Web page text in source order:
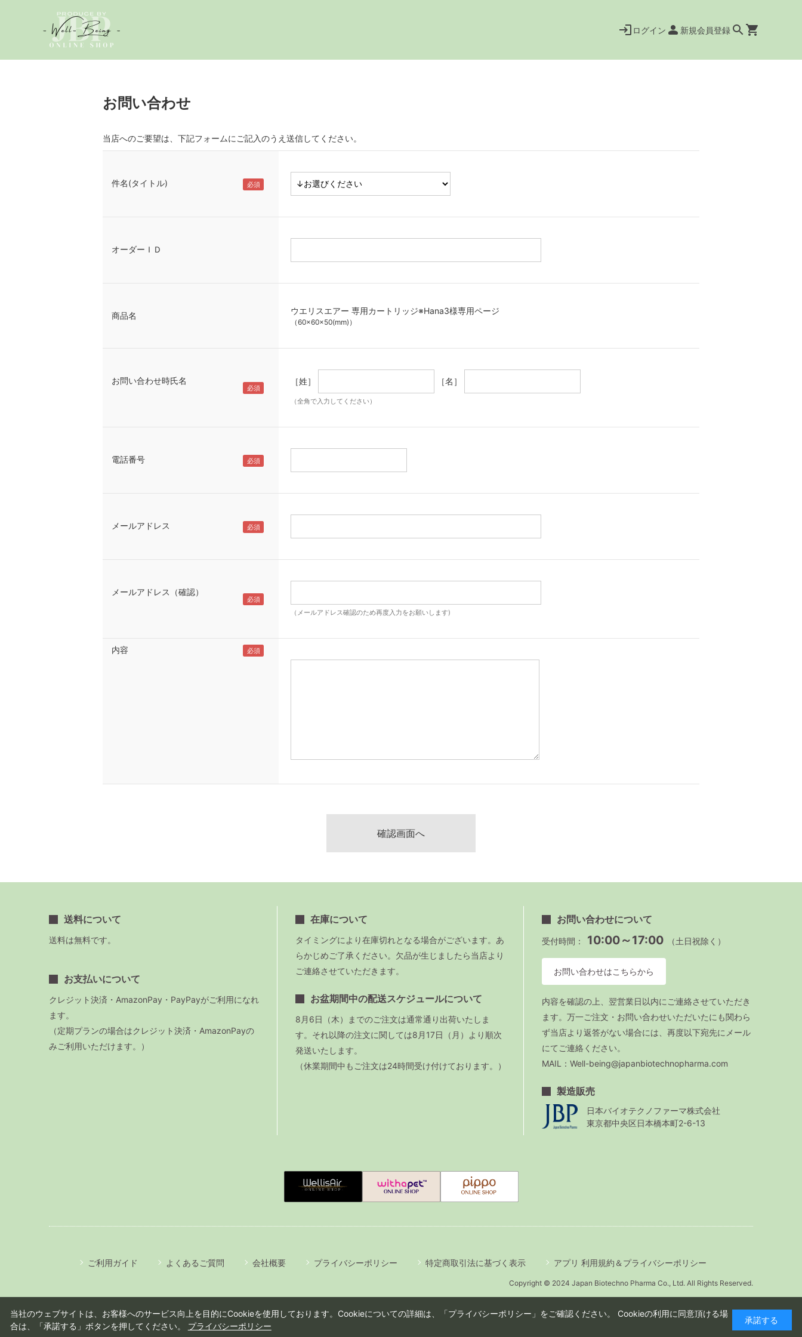
ログイン 新規会員登録
お問い合わせ
当店へのご要望は、下記フォームにご記入のうえ送信してください。
件名(タイトル)
オーダーＩＤ
商品名 ウエリスエアー 専用カートリッジ※Hana3様専用ページ
（60×60×50(mm)）
お問い合わせ時氏名 ［姓］ ［名］
（全角で入力してください）
電話番号
メールアドレス
メールアドレス（確認）
（メールアドレス確認のため再度入力をお願いします)
内容
送料について
送料は無料です。
お支払いについて
クレジット決済・AmazonPay・PayPayがご利用になれ
ます。
（定期プランの場合はクレジット決済・AmazonPayの
みご利用いただけます。）
在庫について
タイミングにより在庫切れとなる場合がございます。あ
らかじめご了承ください。欠品が生じましたら当店より
ご連絡させていただきます。
お盆期間中の配送スケジュールについて
8月6日（木）までのご注文は通常通り出荷いたしま
す。それ以降の注文に関しては8月17日（月）より順次
発送いたします。
（休業期間中もご注文は24時間受け付けております。）
お問い合わせについて
受付時間： 10:00～17:00 （土日祝除く）
お問い合わせはこちらから
内容を確認の上、翌営業日以内にご連絡させていただき
ます。万一ご注文・お問い合わせいただいたにも関わら
ず当店より返答がない場合には、再度以下宛先にメール
にてご連絡ください。
MAIL：Well-being@japanbiotechnopharma.com
製造販売
日本バイオテクノファーマ株式会社
東京都中央区日本橋本町2-6-13
ご利用ガイド よくあるご質問 会社概要 プライバシーポリシー 特定商取引法に基づく表示 アプリ 利用規約＆プライバシーポリシー
Copyright © 2024 Japan Biotechno Pharma Co., Ltd. All Rights Reserved.
当社のウェブサイトは、お客様へのサービス向上を目的にCookieを使用しております。Cookieについての詳細は、「プライバシーポリシー」をご確認ください。 Cookieの利用に同意頂ける場
合は、「承諾する」ボタンを押してください。 プライバシーポリシー
承諾する